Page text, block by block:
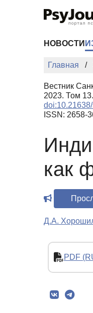
НОВОСТИ
Главная
Вестник
2023. Том
ISSN: 2658-
как
Д.А.
PDF